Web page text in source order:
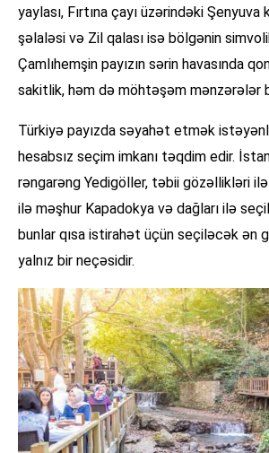
yaylası, Fırtına çayı üzərindəki
şəlaləsi və Zil qalası isə bölgənin
Çamlıhemşin payızın sərin havasında
sakitlik, həm də möhtəşəm mənzərələr
Türkiyə payızda səyahət etmək
hesabsız seçim imkanı təqdim edir.
rəngarəng Yedigöller, təbii gözəllikləri
ilə məşhur Kapadokya və dağları ilə
bunlar qısa istirahət üçün seçiləcək ən
yalnız bir neçəsidir.